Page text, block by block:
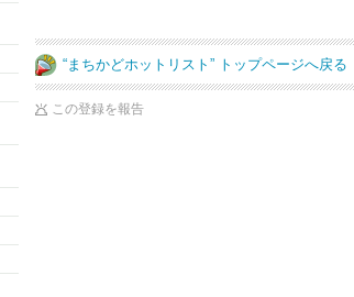
“まちかどホットリスト” トップページへ戻る
この登録を報告